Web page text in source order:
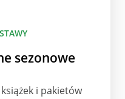
sezonowe
i pakietów